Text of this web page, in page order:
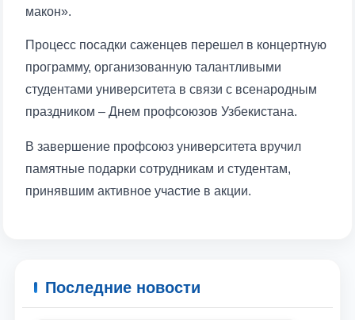
макон».
Процесс посадки саженцев перешел в концертную
программу, организованную талантливыми
студентами университета в связи с всенародным
праздником – Днем профсоюзов Узбекистана.
В завершение профсоюз университета вручил
памятные подарки сотрудникам и студентам,
принявшим активное участие в акции.
Последние новости